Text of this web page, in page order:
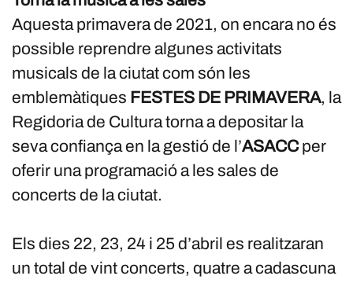
Aquesta primavera de 2021, on encara no és
possible reprendre algunes activitats
musicals de la ciutat com són les
emblemàtiques FESTES DE PRIMAVERA, la
Regidoria de Cultura torna a depositar la
seva confiança en la gestió de l’ASACCper
oferir una programació a les sales de
concerts de la ciutat.
Els dies 22, 23, 24 i 25 d’abril es realitzaran
un total de vint concerts, quatre a cadascuna